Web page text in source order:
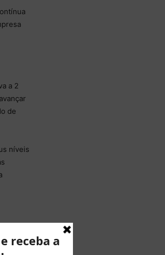
a 2
de
níveis
30%